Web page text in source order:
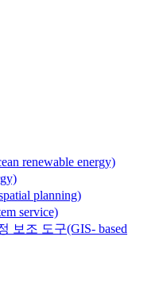
renewable energy)
planning)
service)
보조 도구(GIS- based